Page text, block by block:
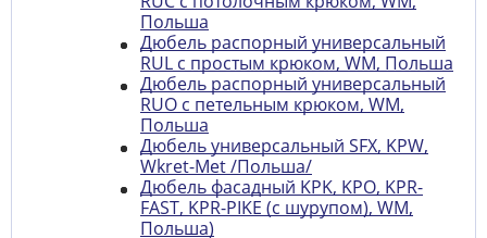
Польша
Дюбель распорный универсальный
RUL с простым крюком, WM, Польша
Дюбель распорный универсальный
RUO с петельным крюком, WM,
Польша
Дюбель универсальный SFX, KPW,
Wkret-Met /Польша/
Дюбель фасадный KPK, KPO, KPR-
FAST, KPR-PIKE (с шурупом), WM,
Польша)